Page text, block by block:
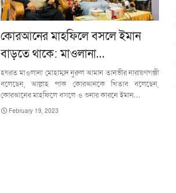
কোরআনের মাহফিলে বসলে ইমান
বাড়তে থাকে: মাওলানা…
হযরত মাওলানা মোহাম্মদ নুরুল আমান তানভীর নারায়ণগঞ্জী
বলেছেন, আল্লাহ পাক কোরআনকে খিতাব বলেছেন,
কোরআনের মাহফিলে বসলে ও শুনার কারনে ইমান…
February 19, 2023